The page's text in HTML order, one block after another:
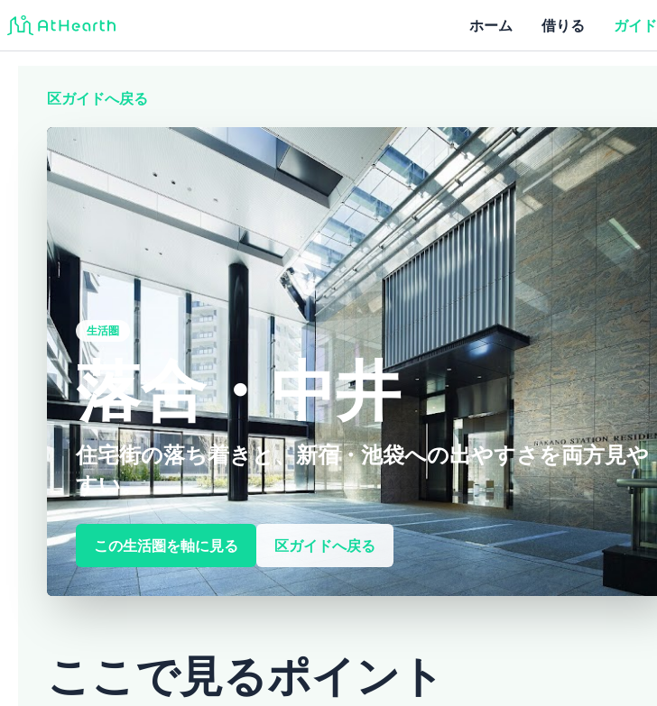
ホーム 借りる ガイド
区ガイドへ戻る
生活圏
落合・中井
住宅街の落ち着きと、新宿・池袋への出やすさを両方見や
すい。
この生活圏を軸に見る 区ガイドへ戻る
ここで見るポイント